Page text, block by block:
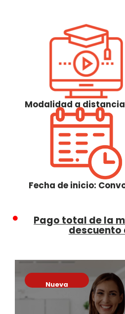
Modalidad a distancia
Fecha de inicio:
Pago total de la
descuento
Nueva